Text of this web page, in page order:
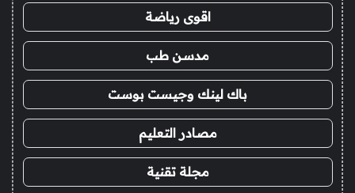
اقوى رياضة
مدسن طب
باك لينك وجيست بوست
مصادر التعليم
مجلة تقنية